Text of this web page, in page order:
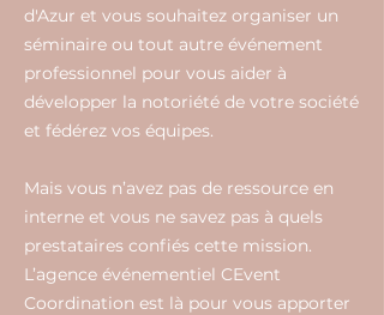
d'Azur et vous souhaitez organiser un
séminaire ou tout autre événement
professionnel pour vous aider à
développer la notoriété de votre société
et fédérez vos équipes.
Mais vous n’avez pas de ressource en
interne et vous ne savez pas à quels
prestataires confiés cette mission.
L’agence événementiel CEvent
Coordination est là pour vous apporter